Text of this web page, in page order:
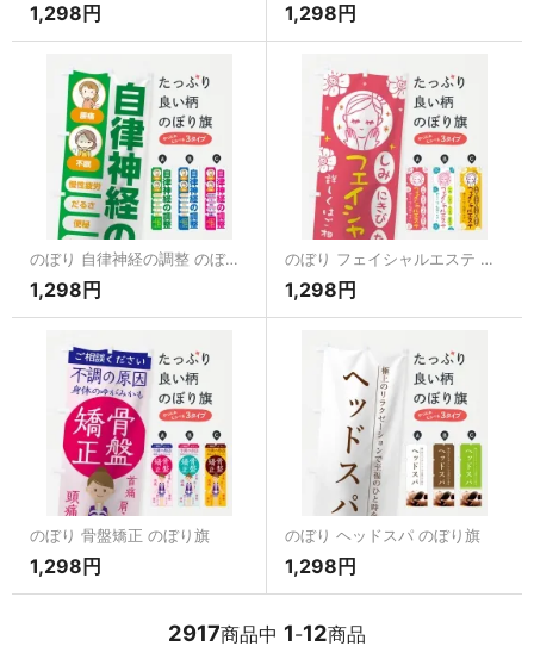
1,298円 1,298円
のぼり 自律神経の調整 のぼり旗
1,298円
のぼり フェイシャルエステ のぼり旗
1,298円
のぼり 骨盤矯正 のぼり旗
1,298円
のぼり ヘッドスパ のぼり旗
1,298円
2917商品中 1-12商品